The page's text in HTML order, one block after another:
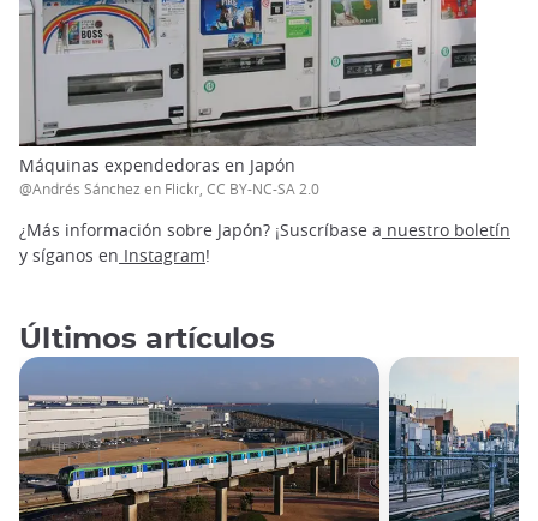
Máquinas expendedoras en Japón
@Andrés Sánchez en Flickr, CC BY-NC-SA 2.0
¿Más información sobre Japón? ¡Suscríbase a nuestro boletín
y síganos en Instagram!
Últimos artículos